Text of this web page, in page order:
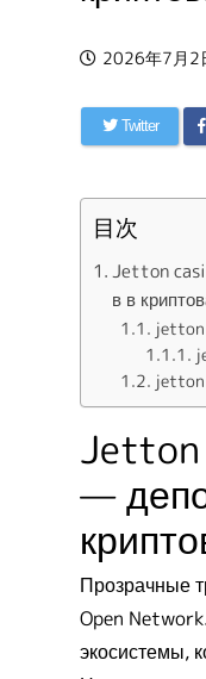
2026年7月2
Twitter
目次
Jetton
в в
jetton
jetton
Jetton
—
Прозрачные
Open
экосистемы,